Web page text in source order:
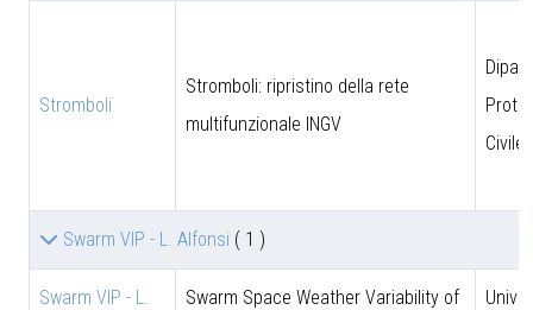
Stromboli
Stromboli: ripristino della rete
multifunzionale INGV
Civile
Swarm VIP - L. Alfonsi ( 1 )
Swarm VIP - L.
Swarm Space Weather Variability of